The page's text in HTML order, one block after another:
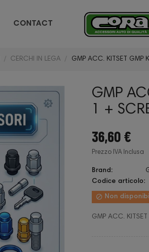
CONTACT
CERCHI IN LEGA GMP ACC. KITSET
GMP
1 +
36,60 €
Prezzo IVA Inclusa
Brand:
Codice articolo:
 Non
GMP ACC.